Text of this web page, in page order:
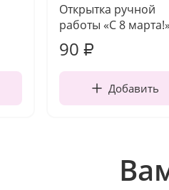
Открытка ручной
работы «С 8 марта!»
90 ₽
Добавить